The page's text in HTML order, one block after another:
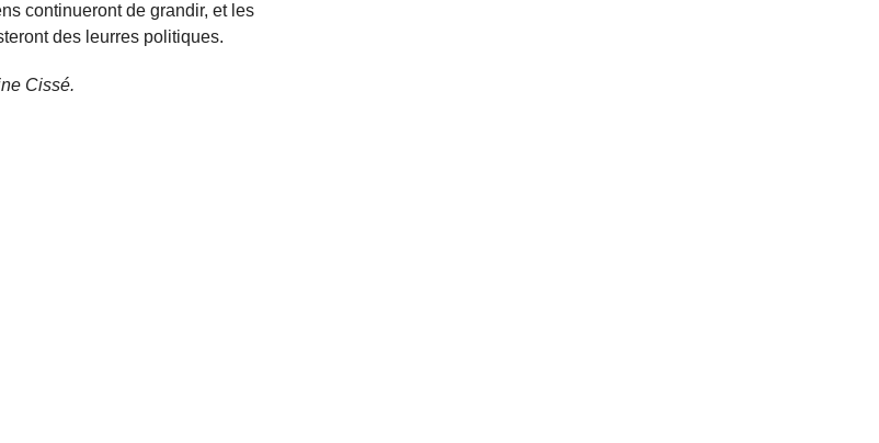
continueront de grandir, et les
des leurres politiques.
Cissé.